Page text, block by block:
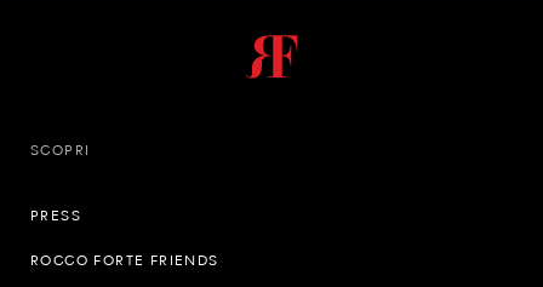
SCOPRI
PRESS
ROCCO FORTE FRIENDS